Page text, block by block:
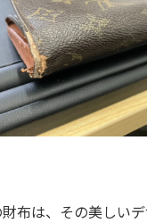
布は、その美しい